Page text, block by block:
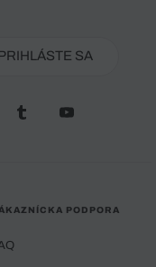
SA
PODPORA